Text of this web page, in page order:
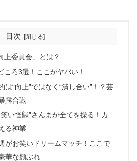
目次
上委員会」とは？
ころ3選！ここがヤバい！
は“向上”ではなく“潰し合い”！？芸
露合戦
い怪獣”さんまが全てを操る！カ
る神業
がお笑いドリームマッチ！ここで
華な顔ぶれ